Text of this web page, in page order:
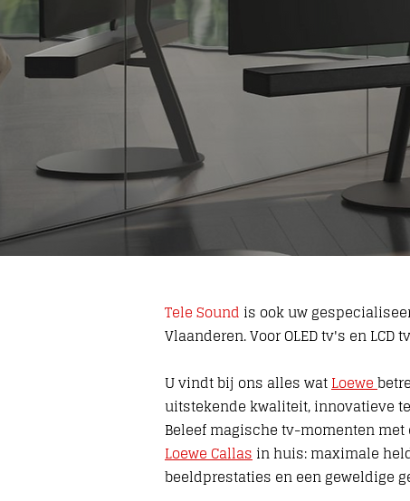
Tele Sound is ook uw
Vlaanderen. Voor OLED tv's en
U vindt bij ons alles watLoewe
uitstekende kwaliteit, innovatieve
Beleef magische tv-momenten met
Loewe Callasin huis: maximale
beeldprestaties en een geweldige